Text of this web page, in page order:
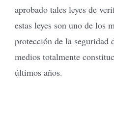
aprobado tales leyes de
estas leyes son uno de los
protección de la seguridad
medios totalmente
últimos años.